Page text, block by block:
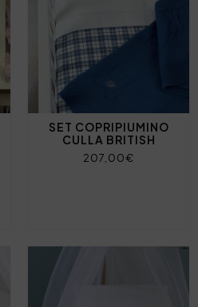
SET COPRIPIUMINO
CULLA BRITISH
207,00€